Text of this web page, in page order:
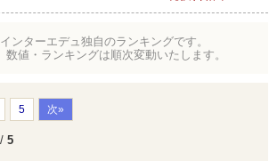
ターエデュ独自のランキングです。
値・ランキングは順次変動いたします。
5 次»
5